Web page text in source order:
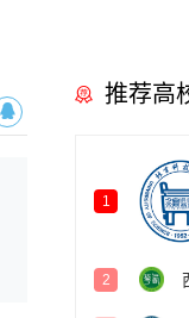
推荐高